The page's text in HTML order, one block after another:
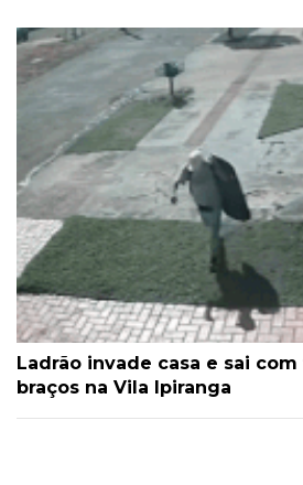
Ladrão invade casa e sai
braços na Vila Ipiranga